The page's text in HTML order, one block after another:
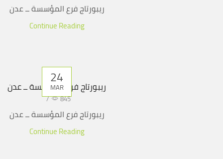
ريبورتاج فرع المؤسسة ــ عدن
Continue Reading
24
MAR
ريبورتاج فرع المؤسسة ــ عدن
/ 845
ريبورتاج فرع المؤسسة ــ عدن
Continue Reading